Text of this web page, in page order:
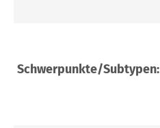
Schwerpunkte/Subtypen: